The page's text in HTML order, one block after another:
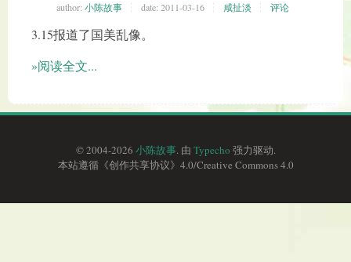
author: 小陈故事 date: 2011-03-16 咸扯淡 评论
3.15报道了国美乱像。
»阅读全文...
© 2004-2026 小陈故事. 由 Typecho 强力驱动.
本站遵循《创作共享协议》4.0/Creative Commons 4.0